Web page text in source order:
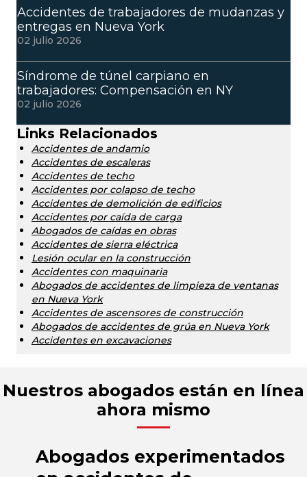
Accidentes de trabajadores de mudanzas y
entregas en Nueva York
02 julio 2026
Síndrome de túnel carpiano en
trabajadores: Compensación en NY
02 julio 2026
Links Relacionados
Accidentes de andamio
Accidentes de escaleras
Accidentes de techo
Accidentes por colapso de techo
Accidentes de demolición de edificios
Accidentes por caída de carga
Abogados de caídas en obras
Accidentes de sierra eléctrica
Lesión ocular en la construcción
Accidentes con maquinaria
Abogados de accidentes de limpieza de ventanas
en Nueva York
Accidentes de ascensores de construcción
Abogados de accidentes de grúa en Nueva York
Accidentes en excavaciones
Nuestros abogados están en línea
ahora mismo
Abogados experimentados